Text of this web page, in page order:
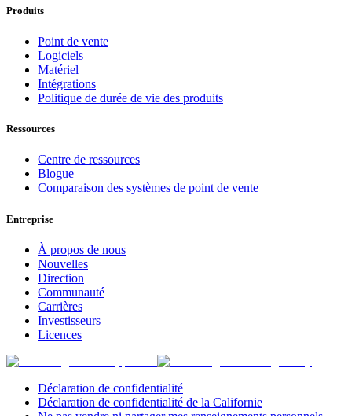
Produits
Point de vente
Logiciels
Matériel
Intégrations
Politique de durée de vie des produits
Ressources
Centre de ressources
Blogue
Comparaison des systèmes de point de vente
Entreprise
À propos de nous
Nouvelles
Direction
Communauté
Carrières
Investisseurs
Licences
Déclaration de confidentialité
Déclaration de confidentialité de la Californie